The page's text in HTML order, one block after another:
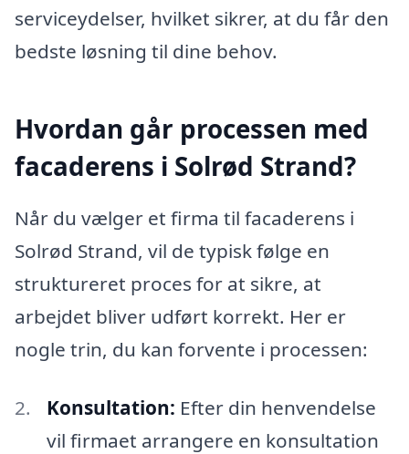
serviceydelser, hvilket sikrer, at du får den
bedste løsning til dine behov.
Hvordan går processen med
facaderens i Solrød Strand?
Når du vælger et firma til facaderens i
Solrød Strand, vil de typisk følge en
struktureret proces for at sikre, at
arbejdet bliver udført korrekt. Her er
nogle trin, du kan forvente i processen:
Konsultation: Efter din henvendelse
vil firmaet arrangere en konsultation